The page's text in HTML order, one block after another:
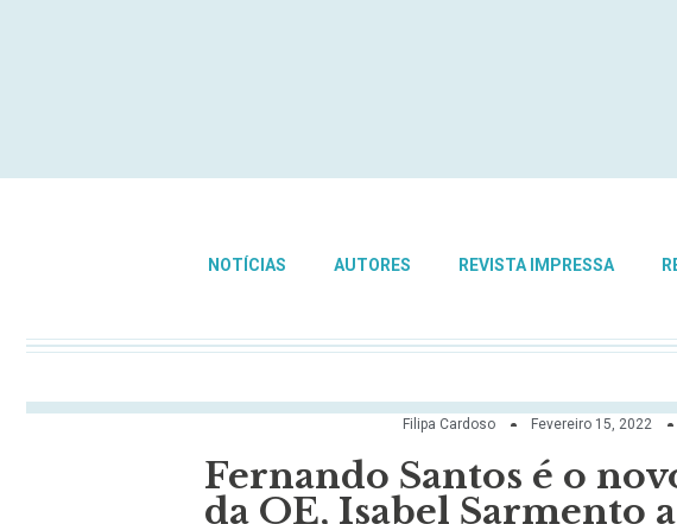
NOTÍCIAS AUTORES REVISTA IMPRESSA
Filipa Cardoso Fevereiro 15, 2022
Fernando Santos é o
da OE, Isabel Sarmento